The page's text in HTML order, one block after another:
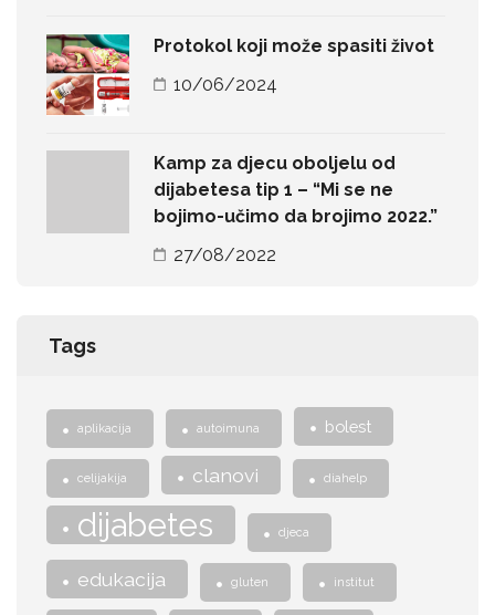
Protokol koji može spasiti život
10/06/2024
Kamp za djecu oboljelu od
dijabetesa tip 1 – “Mi se ne
bojimo-učimo da brojimo 2022.”
27/08/2022
Tags
aplikacija autoimuna bolest
celijakija clanovi diahelp
dijabetes djeca
edukacija gluten institut